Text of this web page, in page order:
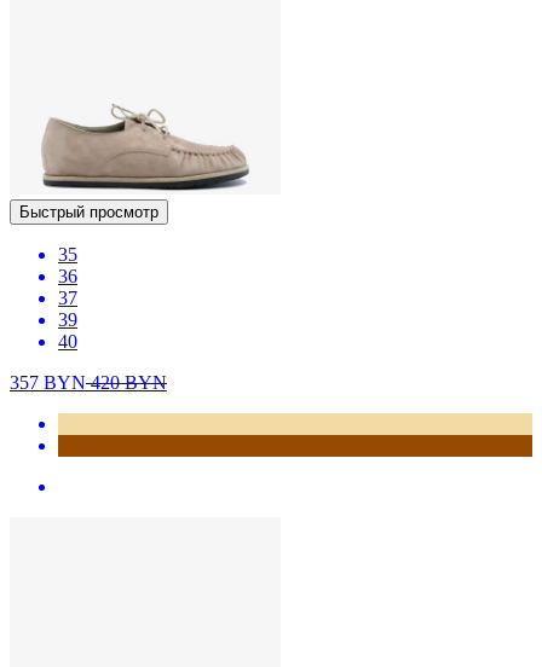
Быстрый просмотр
35
36
37
39
40
357 BYN420BYN